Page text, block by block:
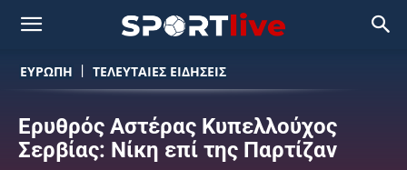
ΕΥΡΩΠΗ ΤΕΛΕΥΤΑΙΕΣ ΕΙΔΗΣΕΙΣ
Ερυθρός Αστέρας Κυπελλούχος
Σερβίας: Νίκη επί της Παρτίζαν